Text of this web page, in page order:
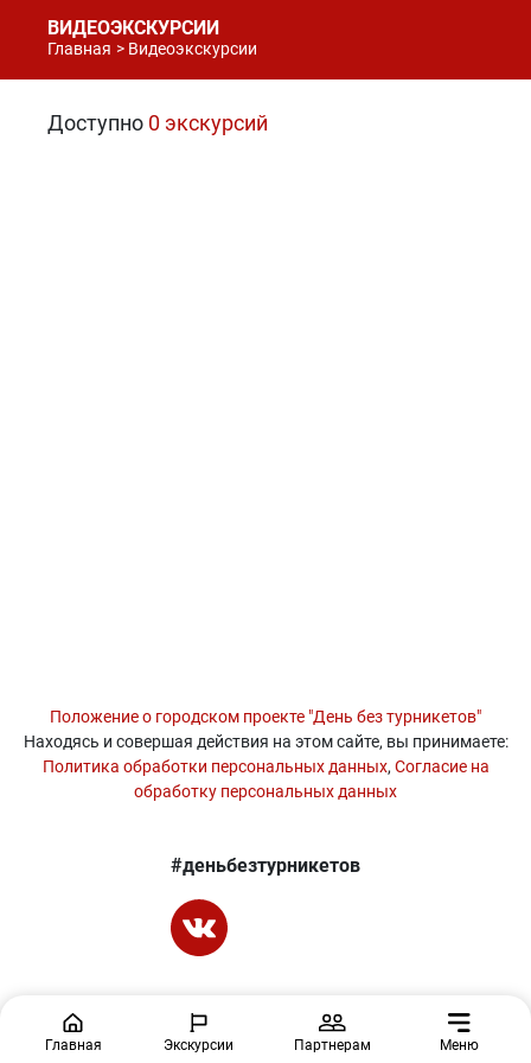
ВИДЕОЭКСКУРСИИ
Главная Видеоэкскурсии
Доступно 0 экскурсий
Положение о городском проекте "День без турникетов"
Находясь и совершая действия на этом сайте, вы принимаете:
Политика обработки персональных данных, Согласие на
обработку персональных данных
#деньбезтурникетов
Главная Экскурсии Партнерам Меню